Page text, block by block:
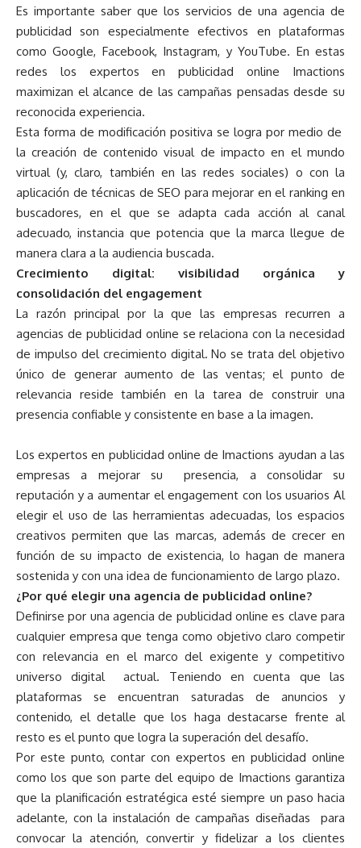
Es importante saber que los servicios de una agencia de
publicidad son especialmente efectivos en plataformas
como Google, Facebook, Instagram, y YouTube. En estas
redes los expertos en publicidad online Imactions
maximizan el alcance de las campañas pensadas desde su
reconocida experiencia.
Esta forma de modificación positiva se logra por medio de
la creación de contenido visual de impacto en el mundo
virtual (y, claro, también en las redes sociales) o con la
aplicación de técnicas de SEO para mejorar en el ranking en
buscadores, en el que se adapta cada acción al canal
adecuado, instancia que potencia que la marca llegue de
manera clara a la audiencia buscada.
Crecimiento digital: visibilidad orgánica y
consolidación del engagement
La razón principal por la que las empresas recurren a
agencias de publicidad online se relaciona con la necesidad
de impulso del crecimiento digital. No se trata del objetivo
único de generar aumento de las ventas; el punto de
relevancia reside también en la tarea de construir una
presencia confiable y consistente en base a la imagen.
Los expertos en publicidad online de Imactions ayudan a las
empresas a mejorar su presencia, a consolidar su
reputación y a aumentar el engagement con los usuarios Al
elegir el uso de las herramientas adecuadas, los espacios
creativos permiten que las marcas, además de crecer en
función de su impacto de existencia, lo hagan de manera
sostenida y con una idea de funcionamiento de largo plazo.
¿Por qué elegir una agencia de publicidad online?
Definirse por una agencia de publicidad online es clave para
cualquier empresa que tenga como objetivo claro competir
con relevancia en el marco del exigente y competitivo
universo digital actual. Teniendo en cuenta que las
plataformas se encuentran saturadas de anuncios y
contenido, el detalle que los haga destacarse frente al
resto es el punto que logra la superación del desafío.
Por este punto, contar con expertos en publicidad online
como los que son parte del equipo de Imactions garantiza
que la planificación estratégica esté siempre un paso hacia
adelante, con la instalación de campañas diseñadas para
convocar la atención, convertir y fidelizar a los clientes